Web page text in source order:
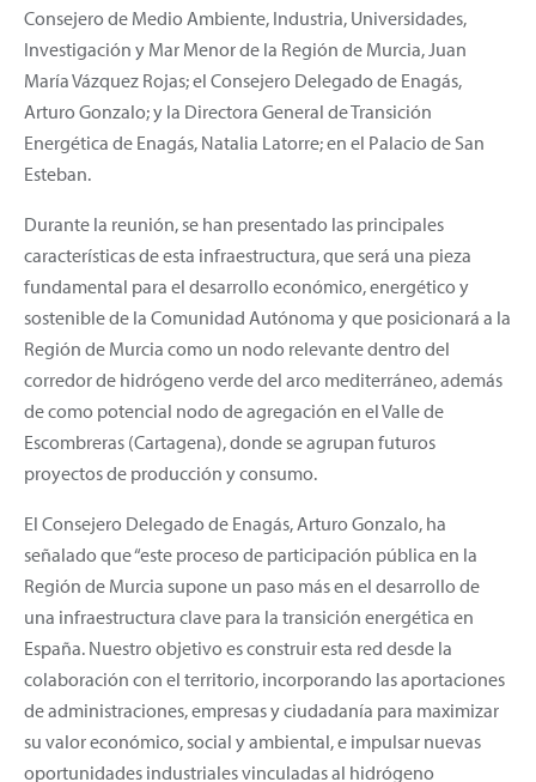
Consejero de Medio Ambiente, Industria, Universidades,
Investigación y Mar Menor de la Región de Murcia, Juan
María Vázquez Rojas; el Consejero Delegado de Enagás,
Arturo Gonzalo; y la Directora General de Transición
Energética de Enagás, Natalia Latorre; en el Palacio de San
Esteban.
Durante la reunión, se han presentado las principales
características de esta infraestructura, que será una pieza
fundamental para el desarrollo económico, energético y
sostenible de la Comunidad Autónoma y que posicionará a la
Región de Murcia como un nodo relevante dentro del
corredor de hidrógeno verde del arco mediterráneo, además
de como potencial nodo de agregación en el Valle de
Escombreras (Cartagena), donde se agrupan futuros
proyectos de producción y consumo.
El Consejero Delegado de Enagás, Arturo Gonzalo, ha
señalado que “este proceso de participación pública en la
Región de Murcia supone un paso más en el desarrollo de
una infraestructura clave para la transición energética en
España. Nuestro objetivo es construir esta red desde la
colaboración con el territorio, incorporando las aportaciones
de administraciones, empresas y ciudadanía para maximizar
su valor económico, social y ambiental, e impulsar nuevas
oportunidades industriales vinculadas al hidrógeno